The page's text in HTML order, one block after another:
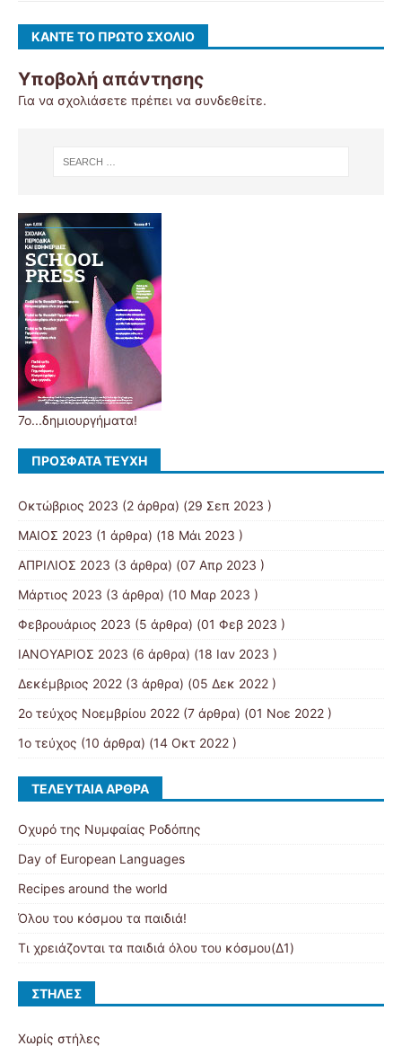
ΚΆΝΤΕ ΤΟ ΠΡΏΤΟ ΣΧΌΛΙΟ
Υποβολή απάντησης
Για να σχολιάσετε πρέπει να συνδεθείτε.
7ο...δημιουργήματα!
ΠΡΌΣΦΑΤΑ ΤΕΎΧΗ
Οκτώβριος 2023 (2 άρθρα) (29 Σεπ 2023 )
MAIOΣ 2023 (1 άρθρα) (18 Μάι 2023 )
ΑΠΡΙΛΙΟΣ 2023 (3 άρθρα) (07 Απρ 2023 )
Μάρτιος 2023 (3 άρθρα) (10 Μαρ 2023 )
Φεβρουάριος 2023 (5 άρθρα) (01 Φεβ 2023 )
ΙΑΝΟΥΑΡΙΟΣ 2023 (6 άρθρα) (18 Ιαν 2023 )
Δεκέμβριος 2022 (3 άρθρα) (05 Δεκ 2022 )
2ο τεύχος Νοεμβρίου 2022 (7 άρθρα) (01 Νοε 2022 )
1ο τεύχος (10 άρθρα) (14 Οκτ 2022 )
ΤΕΛΕΥΤΑΊΑ ΆΡΘΡΑ
Οχυρό της Νυμφαίας Ροδόπης
Day of European Languages
Recipes around the world
Όλου του κόσμου τα παιδιά!
Τι χρειάζονται τα παιδιά όλου του κόσμου(Δ1)
ΣΤΉΛΕΣ
Χωρίς στήλες